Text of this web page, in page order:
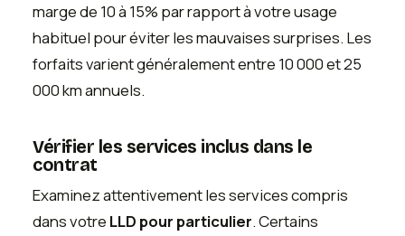
marge de 10 à 15% par rapport à votre usage
habituel pour éviter les mauvaises surprises. Les
forfaits varient généralement entre 10 000 et 25
000 km annuels.
Vérifier les services inclus dans le
contrat
Examinez attentivement les services compris
dans votre LLD pour particulier. Certains